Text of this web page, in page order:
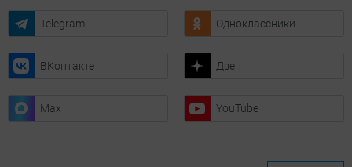
Telegram Одноклассники
ВКонтакте Дзен
Max YouTube